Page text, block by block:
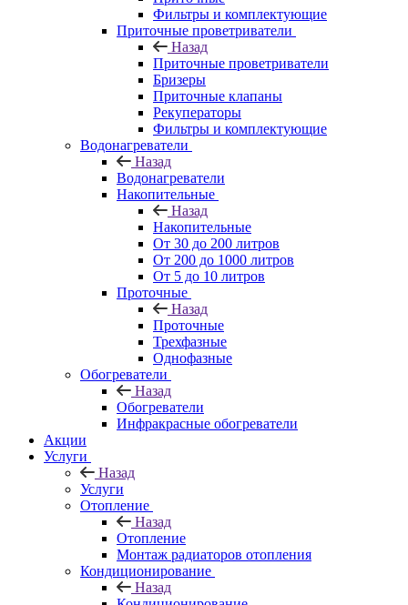
Фильтры и комплектующие
Приточные проветриватели
Назад
Приточные проветриватели
Бризеры
Приточные клапаны
Рекуператоры
Фильтры и комплектующие
Водонагреватели
Назад
Водонагреватели
Накопительные
Назад
Накопительные
От 30 до 200 литров
От 200 до 1000 литров
От 5 до 10 литров
Проточные
Назад
Проточные
Трехфазные
Однофазные
Обогреватели
Назад
Обогреватели
Инфракрасные обогреватели
Акции
Услуги
Назад
Услуги
Отопление
Назад
Отопление
Монтаж радиаторов отопления
Кондиционирование
Назад